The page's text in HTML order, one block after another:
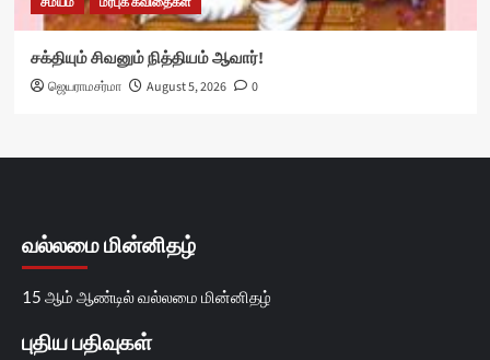
சக்தியும் சிவனும் நித்தியம் ஆவார்!
ஜெயராமசர்மா August 5, 2026 0
வல்லமை மின்னிதழ்
15 ஆம் ஆண்டில் வல்லமை மின்னிதழ்
புதிய பதிவுகள்